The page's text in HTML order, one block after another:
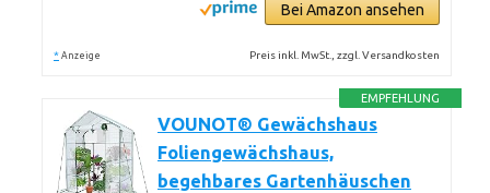
Bei Amazon ansehen
* Anzeige Preis inkl. MwSt., zzgl. Versandkosten
EMPFEHLUNG
VOUNOT® Gewächshaus
Foliengewächshaus,
begehbares Gartenhäuschen